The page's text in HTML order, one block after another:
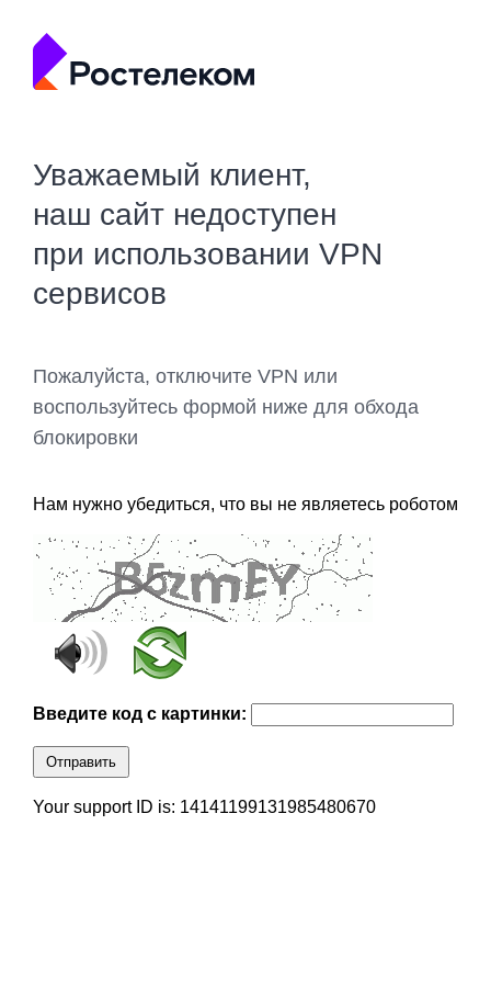
Уважаемый клиент,
наш сайт недоступен
при использовании VPN
сервисов
Пожалуйста, отключите VPN или
воспользуйтесь формой ниже для обхода
блокировки
Нам нужно убедиться, что вы не являетесь роботом
Введите код с картинки:
Отправить
Your support ID is: 14141199131985480670